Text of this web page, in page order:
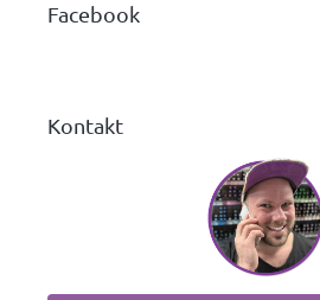
Facebook
Kontakt